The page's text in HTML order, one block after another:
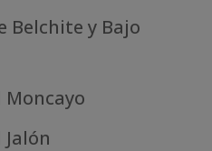
Belchite y Bajo
Moncayo